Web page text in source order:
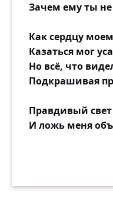
Зачем ему ты
Как сердцу
Казаться мог
Но всё, что
Подкрашивая
Правдивый
И ложь меня